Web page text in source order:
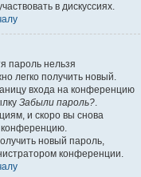
в дискуссиях.
пароль нельзя
легко получить новый.
входа на конференцию
Забыли пароль?.
и скоро вы снова
конференцию.
новый пароль,
конференции.